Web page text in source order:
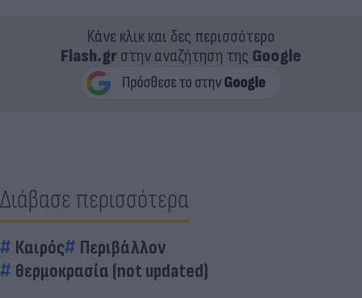
Κάνε κλικ και δες περισσότερο
Flash.grστην αναζήτηση της Google
Διάβασε περισσότερα
Καιρός
Περιβάλλον
θερμοκρασία (not updated)